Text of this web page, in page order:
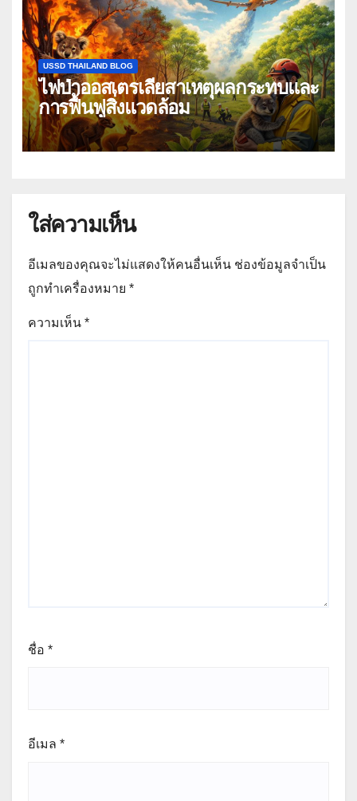
USSD THAILAND BLOG
ไฟป่าออสเตรเลียสาเหตุผลกระทบและ
การฟื้นฟูสิ่งแวดล้อม
ใส่ความเห็น
อีเมลของคุณจะไม่แสดงให้คนอื่นเห็น ช่องข้อมูลจำเป็น
ถูกทำเครื่องหมาย *
ความเห็น *
ชื่อ *
อีเมล *